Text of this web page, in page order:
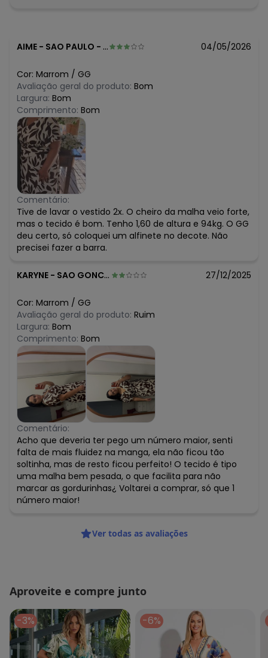
AIME - SAO PAULO - SP 04/05/2026
Cor: Marrom / GG
Avaliação geral do produto: Bom
Largura: Bom
Comprimento: Bom
Comentário:
Tive de lavar o vestido 2x. O cheiro da malha veio forte,
mas o tecido é bom. Tenho 1,60 de altura e 94kg. O GG
deu certo, só coloquei um alfinete no decote. Não
precisei fazer a barra.
KARYNE - SAO GONCALO - RJ 27/12/2025
Cor: Marrom / GG
Avaliação geral do produto: Ruim
Largura: Bom
Comprimento: Bom
Comentário:
Acho que deveria ter pego um número maior, senti
falta de mais fluidez na manga, ela não ficou tão
soltinha, mas de resto ficou perfeito! O tecido é tipo
uma malha bem pesada, o que facilita para não
marcar as gordurinhas¿ Voltarei a comprar, só que 1
número maior!
Ver todas as avaliações
Aproveite e compre junto
-3% -6%